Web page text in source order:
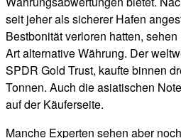
seit jeher als sicherer Hafen
Bestbonität verloren hatten,
Art alternative Währung. Der
SPDR Gold Trust, kaufte binnen
Tonnen. Auch die asiatischen
auf der Käuferseite.
Manche Experten sehen aber